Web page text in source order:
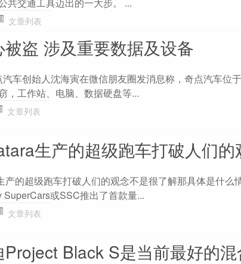
文章列表
盗 涉及重要数据及设备
车创始人沈海寅在微信朋友圈发消息称，奇点汽车位
，工作站、电脑、数据硬盘等...
文章列表
生产的超级跑车打破人们的
的超级跑车打破人们的观念不是很了解那具体是什么
或SSC推出了首款量...
文章列表
Black S是当前最好的混